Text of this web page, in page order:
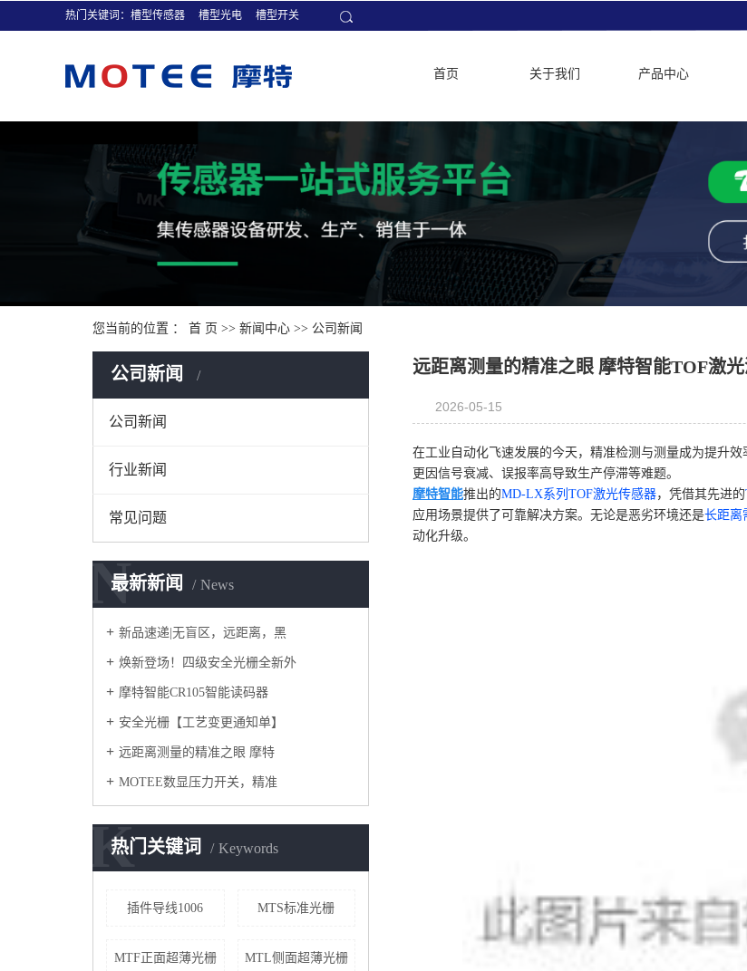
热门关键词： 槽型传感器 槽型光电 槽型开关
首页 关于我们 产品中心
您当前的位置 ： 首 页 >> 新闻中心 >> 公司新闻
公司新闻
公司新闻
行业新闻
常见问题
最新新闻 News
N
新品速递|无盲区，远距离，黑
焕新登场！四级安全光栅全新外
摩特智能CR105智能读码器
安全光栅【工艺变更通知单】
远距离测量的精准之眼 摩特
MOTEE数显压力开关，精准
热门关键词 Keywords
K
插件导线1006 MTS标准光栅
MTF正面超薄光栅 MTL侧面超薄光栅
远距离测量的精准之眼 摩特智能TOF激
2026-05-15
在工业自动化飞速发展的今天，精准检测与测量成为提升
更因信号衰减、误报率高导致生产停滞等难题。
摩特智能推出的MD-LX系列TOF激光传感器，凭借其先进的
应用场景提供了可靠解决方案。无论是恶劣环境还是长距离
动化升级。